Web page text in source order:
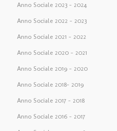
Anno Sociale 2023 – 2024
Anno Sociale 2022 – 2023
Anno Sociale 2021 – 2022
Anno Sociale 2020 – 2021
Anno Sociale 2019 – 2020
Anno Sociale 2018– 2019
Anno Sociale 2017 – 2018
Anno Sociale 2016 – 2017